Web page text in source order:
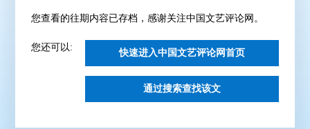
您查看的往期内容已存档，感谢关注中国文艺评论网。
您还可以:
快速进入中国文艺评论网首页
通过搜索查找该文